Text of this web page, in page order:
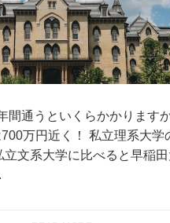
間通うといくらかかります
万円近く！ 私立理系大学
立文系大学に比べると早稲